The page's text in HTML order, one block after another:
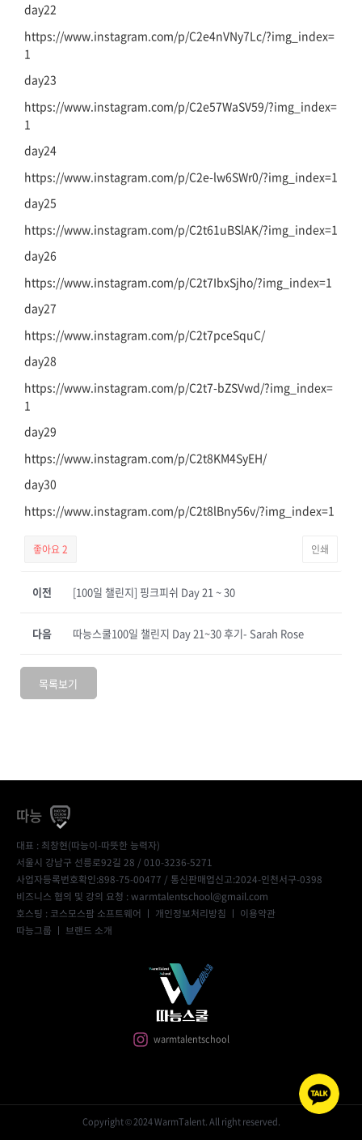
day22
https://www.instagram.com/p/C2e4nVNy7Lc/?img_index=
1
day23
https://www.instagram.com/p/C2e57WaSV59/?img_index=
1
day24
https://www.instagram.com/p/C2e-lw6SWr0/?img_index=1
day25
https://www.instagram.com/p/C2t61uBSlAK/?img_index=1
day26
https://www.instagram.com/p/C2t7IbxSjho/?img_index=1
day27
https://www.instagram.com/p/C2t7pceSquC/
day28
https://www.instagram.com/p/C2t7-bZSVwd/?img_index=
1
day29
https://www.instagram.com/p/C2t8KM4SyEH/
day30
https://www.instagram.com/p/C2t8lBny56v/?img_index=1
좋아요2 인쇄
이전 [100일 챌린지] 핑크피쉬 Day 21 ~ 30
따능스쿨100일 챌린지 Day 21~30 후기- Sarah Rose
다음
목록보기
따능
대표 : 최창현(따능이-따뜻한 능력자)
서울시 강남구 선릉로92길 28 / 010-3236-5271
사업자등록번호확인:898-75-00477 / 통신판매업신고:2024-인천서구-0398
비즈니스 협의 및 강의 요청 : warmtalentschool@gmail.com
호스팅 : 코스모스팜 소프트웨어 ㅣ 개인정보처리방침 ㅣ 이용약관
따능그룹 ㅣ 브랜드 소개
warmtalentschool
Copyright © 2024 WarmTalent. All right reserved.